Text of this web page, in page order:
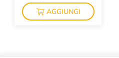
Nesti Dante
AGGIUNGI